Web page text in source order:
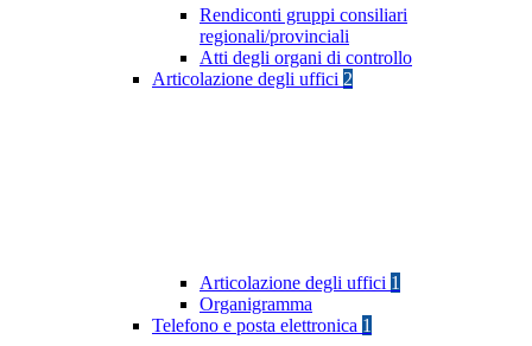
Rendiconti gruppi consiliari
regionali/provinciali
Atti degli organi di controllo
Articolazione degli uffici 2
Articolazione degli uffici 1
Organigramma
Telefono e posta elettronica 1